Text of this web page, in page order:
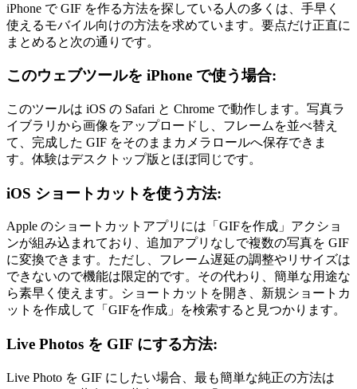
iPhone で GIF を作る方法を探している人の多くは、手早く
使えるモバイル向けの方法を求めています。要点だけ正直に
まとめると次の通りです。
このウェブツールを iPhone で使う場合:
このツールは iOS の Safari と Chrome で動作します。写真ラ
イブラリから画像をアップロードし、フレームを並べ替え
て、完成した GIF をそのままカメラロールへ保存できま
す。体験はデスクトップ版とほぼ同じです。
iOS ショートカットを使う方法:
Apple のショートカットアプリには「GIFを作成」アクショ
ンが組み込まれており、追加アプリなしで複数の写真を GIF
に変換できます。ただし、フレーム遅延の調整やリサイズは
できないので機能は限定的です。その代わり、簡単な用途な
ら素早く使えます。ショートカットを開き、新規ショートカ
ットを作成して「GIFを作成」を検索すると見つかります。
Live Photos を GIF にする方法:
Live Photo を GIF にしたい場合、最も簡単な純正の方法は